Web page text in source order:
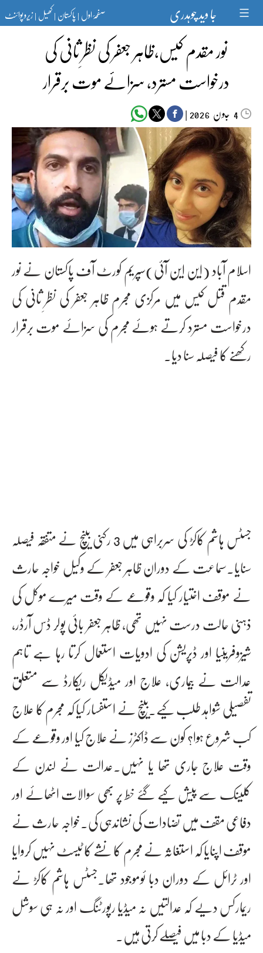
content جا وید چوہدری صفحۂ اول|پاکستان|کھیل|زیرو پوائنٹ
نور مقدم کیس،ظاہر جعفر کی نظرِ ثانی کی
درخواست مسترد، سزائے موت برقرار
4جون‬‮ |
اسلام آباد (این این آئی)سپریم کورٹ آف پاکستان نے نور
مقدم قتل کیس میں مرکزی مجرم ظاہر جعفر کی نظرِ ثانی کی
درخواست مسترد کرتے ہوئے مجرم کی سزائے موت برقرار
رکھنے کا فیصلہ سنا دیا۔
جسٹس ہاشم کاکڑ کی سربراہی میں 3 رکنی بینچ نے متفقہ فیصلہ
سنایا۔سماعت کے دوران ظاہر جعفر کے وکیل خواجہ حارث
نے موقف اختیار کیا کہ وقوعے کے وقت میرے موکل کی
ذہنی حالت درست نہیں تھی، ظاہر جعفر بائی پولر ڈس آرڈر،
شیزوفرینیا اور ڈپریشن کی ادویات استعمال کرتا رہا ہے تاہم
عدالت نے بیماری، علاج اور میڈیکل ریکارڈ سے متعلق
تفصیلی شواہد طلب کیے۔بینچ نے استفسار کیا کہ مجرم کا علاج
کب شروع ہوا؟ کون سے ڈاکٹرز نے علاج کیا اور وقوعے کے
وقت علاج جاری تھا یا نہیں۔عدالت نے لندن کے
کلینک سے پیش کیے گئے خط پر بھی سوالات اٹھائے اور
دفاعی مقف میں تضادات کی نشاندہی کی۔خواجہ حارث نے
موقف اپنایا کہ استغاثہ نے مجرم کا نشے کا ٹیسٹ نہیں کروایا
اور ٹرائل کے دوران دبا ئوموجود تھا۔جسٹس ہاشم کاکڑ نے
ریمارکس دیے کہ عدالتیں نہ میڈیا رپورٹنگ اور نہ ہی سوشل
میڈیا کے دبا میں فیصلے کرتی ہیں۔